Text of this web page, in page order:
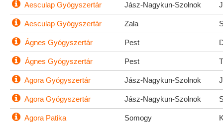
Aesculap Gyógyszertár Jász-Nagykun-Szolnok
Aesculap Gyógyszertár Zala
Ágnes Gyógyszertár Pest
Ágnes Gyógyszertár Pest
Agora Gyógyszertár Jász-Nagykun-Szolnok
Agora Gyógyszertár Jász-Nagykun-Szolnok
Agora Patika Somogy